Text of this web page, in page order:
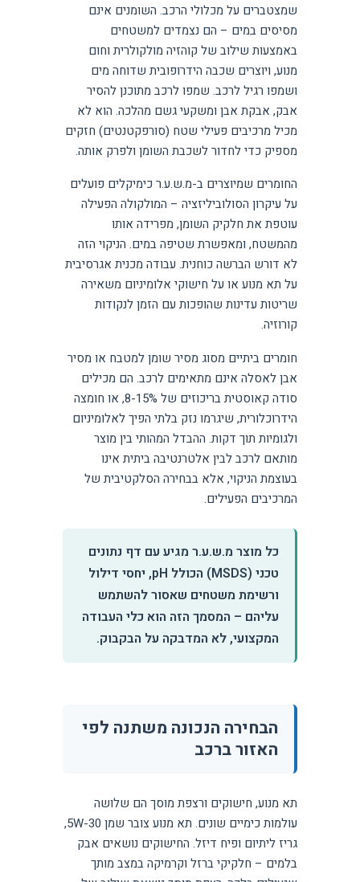
שמצטברים על מכלולי הרכב. השומנים אינם
מסיסים במים – הם נצמדים למשטחים
באמצעות שילוב של קוהזיה מולקולרית וחום
מנוע, ויוצרים שכבה הידרופובית שדוחה מים
ושמפו רגיל לרכב. שמפו לרכב מתוכנן להסיר
אבק, אבקת אבן ומשקעי גשם מהלכה. הוא לא
מכיל מרכיבים פעילי שטח (סורפקטנטים) חזקים
מספיק כדי לחדור לשכבת השומן ולפרק אותה.
החומרים שמיוצרים ב-מ.ש.ע.ר כימיקלים פועלים
על עיקרון הסולוביליזציה – המולקולה הפעילה
עוטפת את חלקיק השומן, מפרידה אותו
מהמשטח, ומאפשרת שטיפה במים. הניקוי הזה
לא דורש הברשה כוחנית. עבודה מכנית אגרסיבית
על תא מנוע או על חישוקי אלומיניום משאירה
שריטות עדינות שהופכות עם הזמן לנקודות
קורוזיה.
חומרים ביתיים מסוג מסיר שומן למטבח או מסיר
אבן לאסלה אינם מתאימים לרכב. הם מכילים
סודה קאוסטית בריכוזים של 8-15%, או חומצה
הידרוכלורית, שיגרמו נזק בלתי הפיך לאלומיניום
ולגומיות תוך דקות. ההבדל המהותי בין מוצר
מותאם לרכב לבין אלטרנטיבה ביתית אינו
בעוצמת הניקוי, אלא בבחירה הסלקטיבית של
המרכיבים הפעילים.
כל מוצר מ.ש.ע.ר מגיע עם דף נתונים
טכני (MSDS) הכולל pH, יחסי דילול
ורשימת משטחים שאסור להשתמש
עליהם – המסמך הזה הוא כלי העבודה
המקצועי, לא המדבקה על הבקבוק.
הבחירה הנכונה משתנה לפי
האזור ברכב
תא מנוע, חישוקים ורצפת מוסך הם שלושה
עולמות כימיים שונים. תא מנוע צובר שמן 5W-30,
גריז ליתיום ופיח דיזל. החישוקים נושאים אבק
בלמים – חלקיקי ברזל וקרמיקה במצב מותך